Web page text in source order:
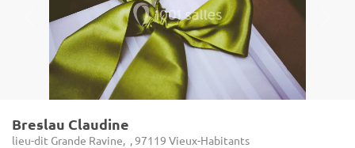
Breslau Claudine
lieu-dit Grande Ravine, , 97119 Vieux-Habitants